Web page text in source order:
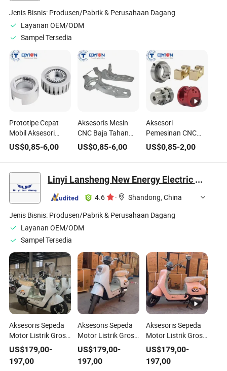
Jenis Bisnis: Produsen/Pabrik & Perusahaan Dagang
Layanan OEM/ODM
Sampel Tersedia
Prototipe Cepat
Mobil Aksesori
Otomotif Bagian
Logam CNC untuk
Sepeda Motor
Sepeda Perangkat
Keras
US$0,85-6,00
Aksesoris Mesin
CNC Baja Tahan
Karat Aluminium
untuk Suku Cadang
Mobil Sepeda
US$0,85-6,00
Aksesori
Pemesinan CNC
Aluminium Kustom
Baja Stainless
Kuningan Tembaga
Mobil
Sepeda/Motor
Dirgantara Mesin
US$0,85-2,00
Linyi Lansheng New Energy Electric Vehicle Co., Ltd
4.6 ·
Shandong, China
Jenis Bisnis: Produsen/Pabrik & Perusahaan Dagang
Layanan OEM/ODM
Sampel Tersedia
Aksesoris Sepeda
Motor Listrik Grosir
untuk Solusi E Bike
Terjangkau
US$179,00-
197,00
Aksesoris Sepeda
Motor Listrik Grosir
untuk 14" E Bike
US$179,00-
197,00
Aksesoris Sepeda
Motor Listrik Grosir
untuk Sepeda
Motor Listrik
Terjangkau
US$179,00-
197,00